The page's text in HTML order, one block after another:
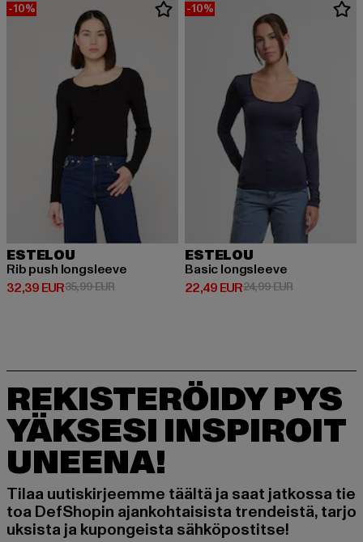
-10%
ESTELOU
Rib push longsleeve
32,39 EUR
Ajankohtainen hinta: 32,39 EUR
35,99 EURKampanjahinta: 35,99 EUR
-10%
ESTELOU
Basic longsleeve
22,49 EUR
Ajankohtainen hinta: 22,49 EUR
24,99 EUR
REKISTERÖIDY PYS
YÄKSESI INSPIROIT
UNEENA!
Tilaa uutiskirjeemme täältä ja saat jatkossa tie
toa DefShopin ajankohtaisista trendeistä, tarjo
uksista ja kupongeista sähköpostitse!